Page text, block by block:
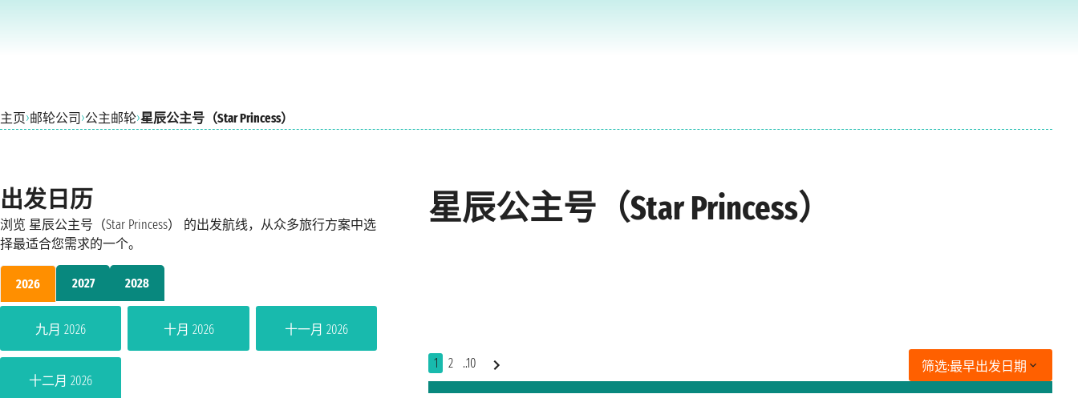
主页›邮轮公司 ›公主邮轮›星辰公主号（Star Princess）
星辰公主号（Star Princess）
1 2 ..10 筛选:最早出发日期
出发日历
浏览 星辰公主号（Star Princess） 的出发航线，从众多旅行方案中选
择最适合您需求的一个。
2026 2027 2028
九月 2026 十月 2026 十一月 2026
十二月 2026